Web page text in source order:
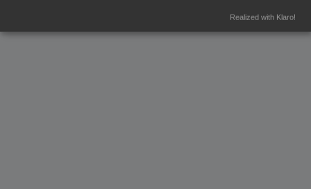
Realized with Klaro!